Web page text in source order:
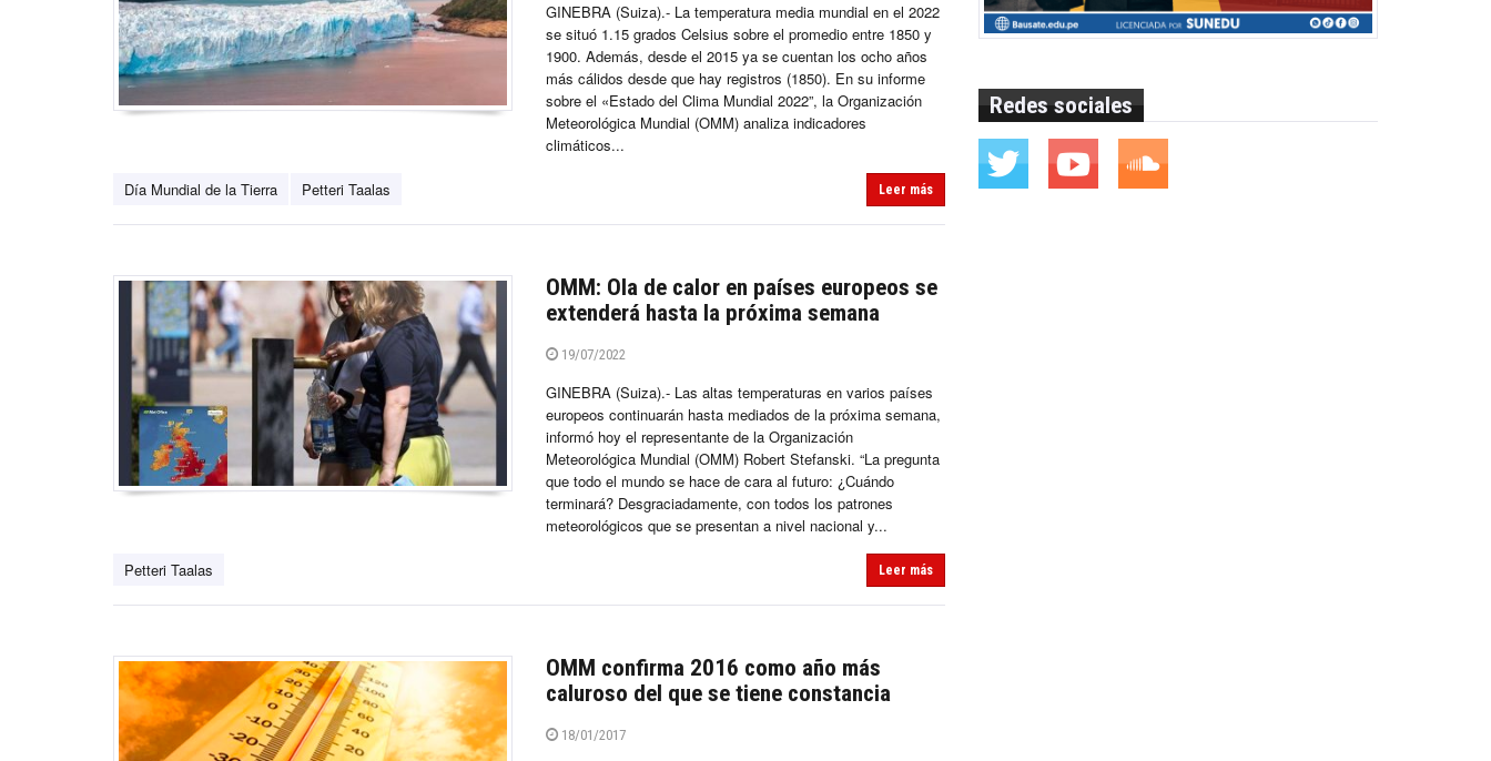
GINEBRA (Suiza).- La temperatura media mundial en el 2022
se situó 1.15 grados Celsius sobre el promedio entre 1850 y
1900. Además, desde el 2015 ya se cuentan los ocho años
más cálidos desde que hay registros (1850). En su informe
sobre el «Estado del Clima Mundial 2022”, la Organización
Meteorológica Mundial (OMM) analiza indicadores
climáticos...
Día Mundial de la Tierra Petteri Taalas Leer más
OMM: Ola de calor en países europeos se
extenderá hasta la próxima semana
19/07/2022
GINEBRA (Suiza).- Las altas temperaturas en varios países
europeos continuarán hasta mediados de la próxima semana,
informó hoy el representante de la Organización
Meteorológica Mundial (OMM) Robert Stefanski. “La pregunta
que todo el mundo se hace de cara al futuro: ¿Cuándo
terminará? Desgraciadamente, con todos los patrones
meteorológicos que se presentan a nivel nacional y...
Petteri Taalas Leer más
OMM confirma 2016 como año más
caluroso del que se tiene constancia
18/01/2017
Redes sociales